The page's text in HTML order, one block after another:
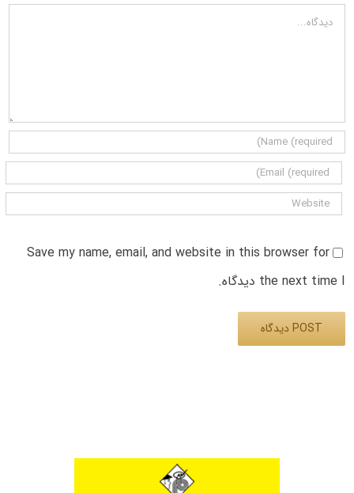
دیدگاه
Save my name, email, and website in this browser for
the next time I دیدگاه.